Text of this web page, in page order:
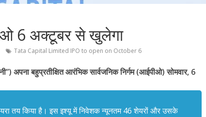
6 अक्टूबर से खुलेगा
Tata Capital Limited IPO to open on October 6
अपना बहुप्रतीक्षित आरंभिक सार्वजनिक निर्गम (आईपीओ) सोमवार, 6
तय किया है। इस इश्यू में निवेशक न्यूनतम 46 शेयरों और उसके